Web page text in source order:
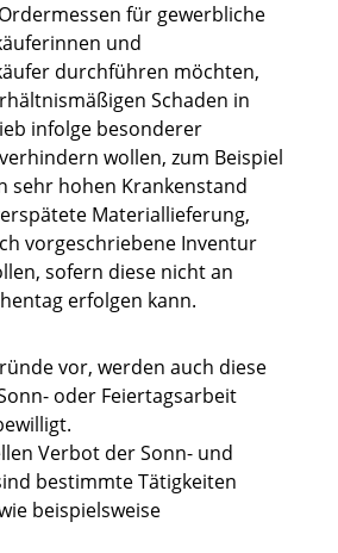
für gewerbliche
und
durchführen möchten,
Schaden in
infolge besonderer
wollen, zum Beispiel
sehr hohen Krankenstand
Materiallieferung,
vorgeschriebene Inventur
sofern diese nicht an
erfolgen kann.
vor, werden auch diese
oder Feiertagsarbeit
Verbot der Sonn- und
bestimmte Tätigkeiten
beispielsweise